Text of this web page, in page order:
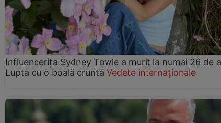
Influencerița Sydney Towle a murit la numai 26 de
Lupta cu o boală cruntă Vedete internaționale